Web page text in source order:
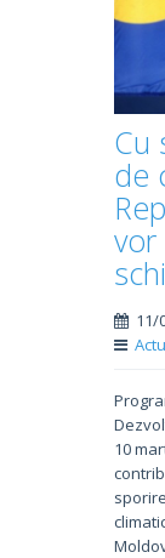
Cu
de
vor
11/
10